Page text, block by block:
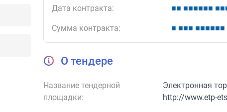
Дата контракта: ■■ ■■■■■■ ■■
Сумма контракта: ■ ■■■ ■■■■■■
О тендере
Название тендерной
площадки:
Электронная
http://www.etp-